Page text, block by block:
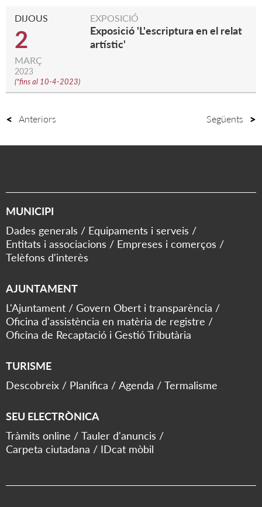
DIJOUS
2
MARÇ
2023
(*fins al 10-4-2023)
EXPOSICIÓ
Exposició 'L'escriptura en el relat
artístic'
Anteriors Següents
MUNICIPI
Dades generals
Equipaments i serveis
Entitats i associacions
Empreses i comerços
Telèfons d'interès
AJUNTAMENT
L'Ajuntament
Govern Obert i transparència
Oficina d'assistència en matèria de registre
Oficina de Recaptació i Gestió Tributària
TURISME
Descobreix
Planifica Agenda Termalisme
SEU ELECTRÒNICA
Tràmits online
Tauler d'anuncis
Carpeta ciutadana
IDcat mòbil